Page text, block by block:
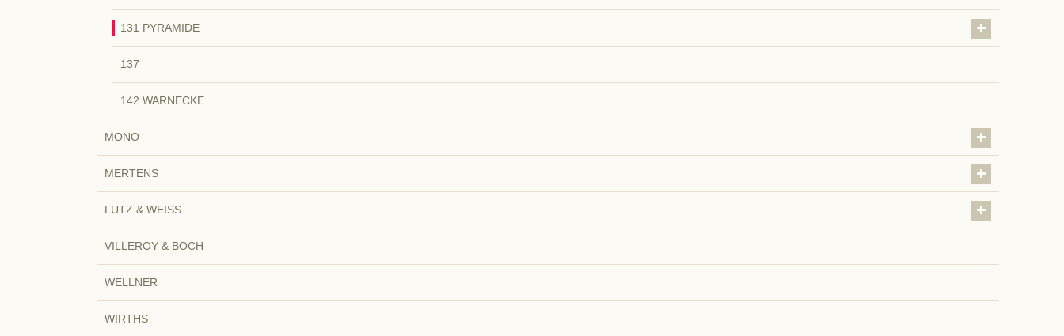
131 PYRAMIDE
137
142 WARNECKE
MONO
MERTENS
LUTZ & WEISS
VILLEROY & BOCH
WELLNER
WIRTHS